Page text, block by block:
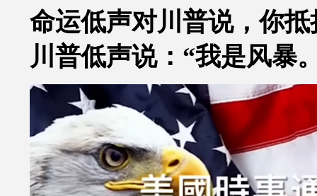
命运低声对川普说，你
川普低声说： “我是风暴